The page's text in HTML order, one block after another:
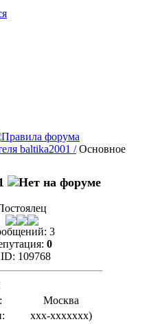
baltika2001 / Основное
3
0
109768
Москва
xxx-xxxxxxx)